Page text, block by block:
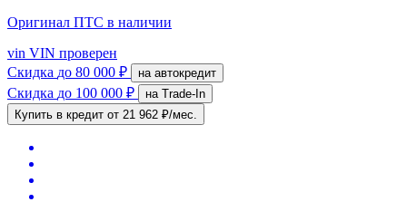
Оригинал ПТС в наличии
vin VIN проверен
Скидка до 80 000 ₽ на автокредит
Скидка до 100 000 ₽
на Trade-In
Купить в кредит от 21 962 ₽/мес.